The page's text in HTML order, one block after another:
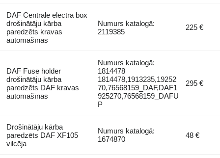
DAF Centrale electra box
drošinātāju kārba
paredzēts kravas
automašīnas
Numurs katalogā:
2119385
225 €
DAF Fuse holder
drošinātāju kārba
paredzēts DAF kravas
automašīnas
Numurs katalogā:
1814478
1814478,1913235,19252
70,76568159_DAF,DAF1
925270,76568159_DAFU
P
295 €
Drošinātāju kārba
paredzēts DAF XF105
vilcēja
Numurs katalogā:
1674870
48 €